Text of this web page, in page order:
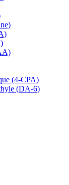
(4-CPA)
(DA-6)